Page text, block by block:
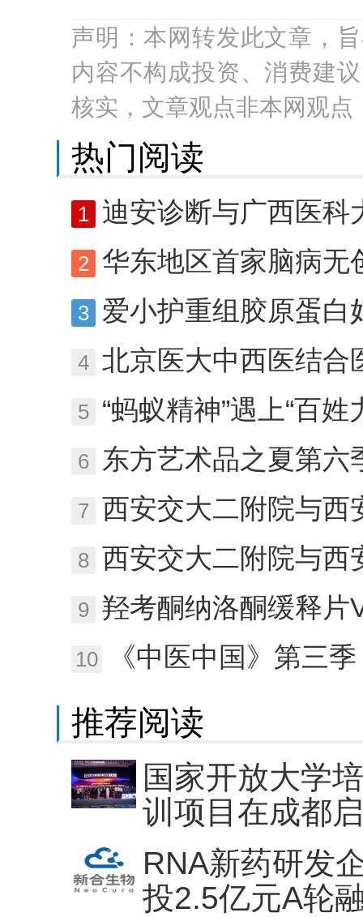
声明：本网转发此文章，
内容不构成投资、消费建
核实，文章观点非本网观点
热门阅读
1 迪安诊断与广西医科大学达
2 华东地区首家脑病无创诊疗中
3 爱小护重组胶原蛋白妇科凝胶：阴道
4 北京医大中西医结合医院精神科杨小
5 “蚂蚁精神”遇上“百姓力量”
6 东方艺术品之夏第六季
7 西安交大二附院与西安凤城医
8 西安交大二附院与西安凤城医
9 羟考酮纳洛酮缓释片VS 羟
10 《中医中国》第三
推荐阅读
国家开放大学
训项目在成都
RNA新药研发
投2.5亿元A轮